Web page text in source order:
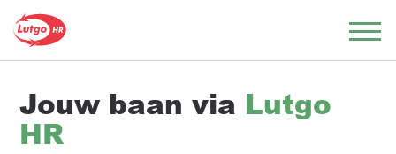
Jouw baan via Lutgo
HR